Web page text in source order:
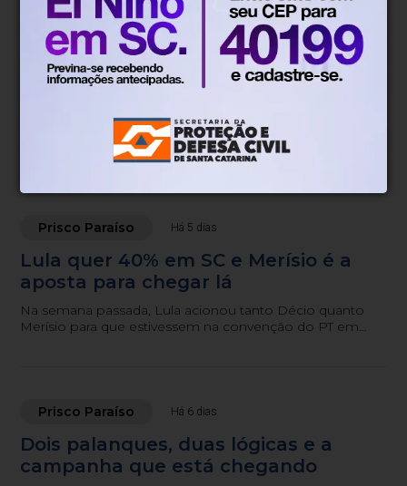
Prisco Paraíso Há 4 dias
Sorte lançada e tabuleiro sucessório
Já é possível fazer uma apreciação completa do
Prisco Paraíso Há 5 dias
Lula quer 40% em SC e Merísio é a
aposta para chegar lá
Na semana passada, Lula acionou tanto Décio quanto
Merísio para que estivessem na convenção do PT em
Prisco Paraíso Há 6 dias
Dois palanques, duas lógicas e a
campanha que está chegando